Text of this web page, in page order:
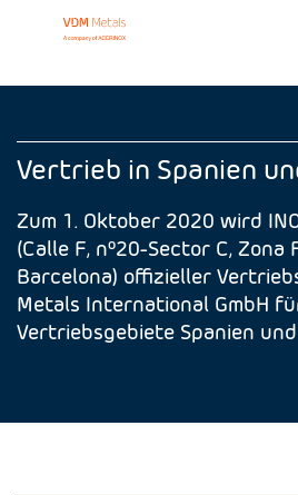
Vertrieb in Spanien
Zum 1. Oktober 2020 wird
(Calle F, nº20-Sector C, Zona
Barcelona) offizieller
Metals International GmbH
Vertriebsgebiete Spanien